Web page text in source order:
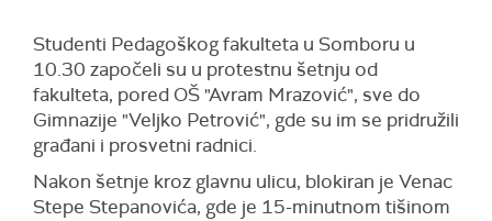
Studenti Pedagoškog fakulteta u Somboru u
10.30 započeli su u protestnu šetnju od
fakulteta, pored OŠ "Avram Mrazović", sve do
Gimnazije "Veljko Petrović", gde su im se pridružili
građani i prosvetni radnici.
Nakon šetnje kroz glavnu ulicu, blokiran je Venac
Stepe Stepanovića, gde je 15-minutnom tišinom